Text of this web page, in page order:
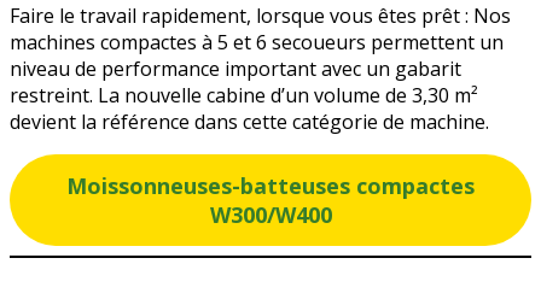
Faire le travail rapidement, lorsque vous êtes prêt : Nos
machines compactes à 5 et 6 secoueurs permettent un
niveau de performance important avec un gabarit
restreint. La nouvelle cabine d’un volume de 3,30 m²
devient la référence dans cette catégorie de machine.
Moissonneuses-batteuses compactes
W300/W400